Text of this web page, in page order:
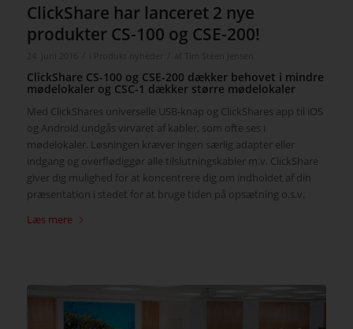
ClickShare har lanceret 2 nye
produkter CS-100 og CSE-200!
ClickShare CS-100 og CSE-200 dækker behovet i mindre
mødelokaler og CSC-1 dækker større mødelokaler
Med ClickShares universelle USB-knap og ClickShares app til iOS
og Android undgås virvaret af kabler, som ofte ses i
mødelokaler. Løsningen kræver ingen særlig adapter eller
indgang og overflødiggør alle tilslutningskabler m.v. ClickShare
giver dig mulighed for at koncentrere dig om indholdet af din
præsentation i stedet for at bruge tiden på opsætning o.s.v.
Læs mere